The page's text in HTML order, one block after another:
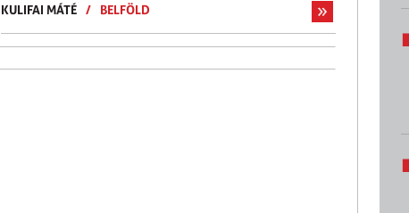
KULIFAI MÁTÉ / BELFÖLD